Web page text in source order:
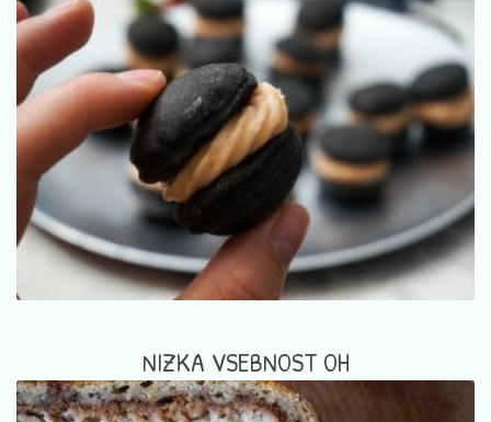
NIZKA VSEBNOST OH